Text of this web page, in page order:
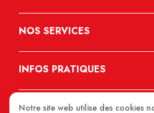
NOS SERVICES
INFOS PRATIQUES
Notre site web utilise des cookies